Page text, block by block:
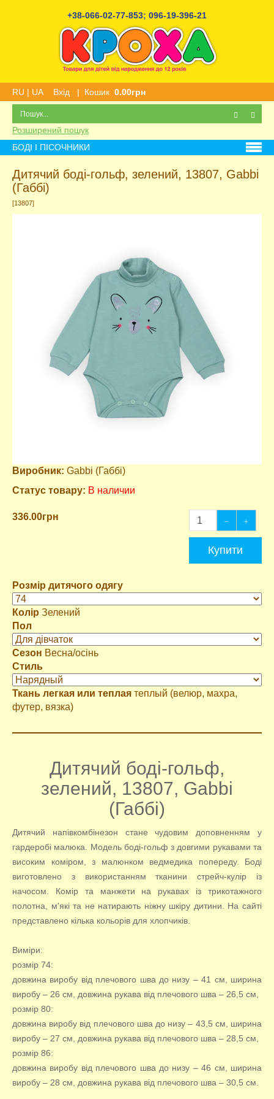
+38-066-02-77-853; 096-19-396-21
RU | UA Вхід | Кошик 0.00грн
Розширений пошук
БОДІ І ПІСОЧНИКИ
Дитячий боді-гольф, зелений, 13807, Gabbi
(Габбі)
[13807]
Виробник: Gabbi (Габбі)
Статус товару: В наличии
336.00грн
Купити
Розмір дитячого одягу
Колір Зелений
Пол
Сезон Весна/осінь
Стиль
Ткань легкая или теплая теплый (велюр, махра,
футер, вязка)
Дитячий боді-гольф,
зелений, 13807, Gabbi
(Габбі)
Дитячий напівкомбінезон стане чудовим доповненням у
гардеробі малюка. Модель боді-гольф з довгими рукавами та
високим коміром, з малюнком ведмедика попереду. Боді
виготовлено з використанням тканини стрейч-кулір із
начосом. Комір та манжети на рукавах із трикотажного
полотна, м'які та не натирають ніжну шкіру дитини. На сайті
представлено кілька кольорів для хлопчиків.
Виміри:
розмір 74:
довжина виробу від плечового шва до низу – 41 см, ширина
виробу – 26 см, довжина рукава від плечового шва – 26,5 см,
розмір 80:
довжина виробу від плечового шва до низу – 43,5 см, ширина
виробу – 27 см, довжина рукава від плечового шва – 28,5 см,
розмір 86:
довжина виробу від плечового шва до низу – 46 см, ширина
виробу – 28 см, довжина рукава від плечового шва – 30,5 см.